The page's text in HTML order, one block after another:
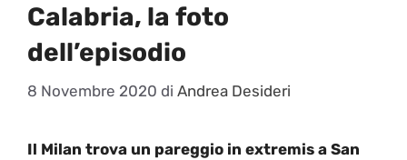
Calabria, la foto
dell’episodio
8 Novembre 2020 di Andrea Desideri
Il Milan trova un pareggio in extremis a San